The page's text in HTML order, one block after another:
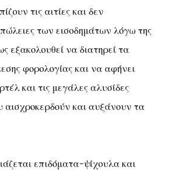
τις αιτίες και δεν
των εισοδημάτων λόγω της
εξακολουθεί να διατηρεί τα
φορολογίας και να αφήνει
και τις μεγάλες αλυσίδες
και αυξάνουν τα
επιδόματα-ψίχουλα και